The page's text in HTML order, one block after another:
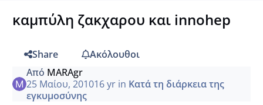
καμπύλη ζακχαρου και innohep
Share
Ακόλουθοι
Από MARAgr
25 Μαίου, 201016 yrin Κατά τη διάρκεια της
εγκυμοσύνης